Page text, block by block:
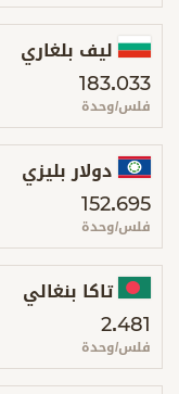
ليف بلغاري
183.033
فلس/وحدة
دولار بليزي
152.695
فلس/وحدة
تاكا بنغالي
2.481
فلس/وحدة